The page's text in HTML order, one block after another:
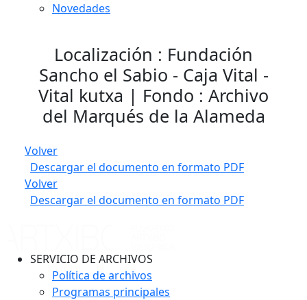
Novedades
Localización : Fundación
Sancho el Sabio - Caja Vital -
Vital kutxa | Fondo : Archivo
del Marqués de la Alameda
Volver
Descargar el documento en formato PDF
Volver
Descargar el documento en formato PDF
SERVICIO DE ARCHIVOS
Política de archivos
Programas principales